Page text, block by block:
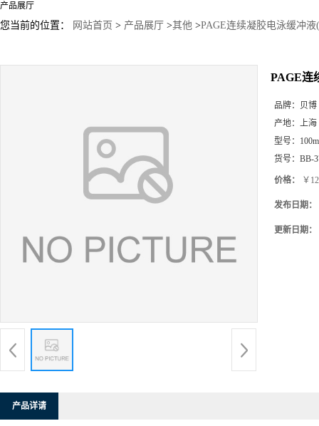
产品展厅
您当前的位置： 网站首页 > 产品展厅 >其他 >PAGE连续凝胶电泳缓冲液
PAGE连
品牌： 贝博
产地： 上海
型号：
货号： BB-
价格： ￥
发布日期：
更新日期：
产品详请